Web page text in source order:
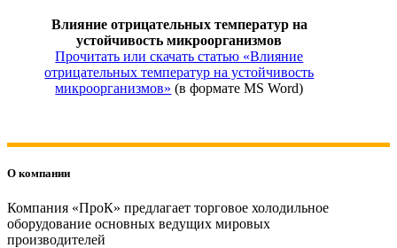
Влияние отрицательных температур на
устойчивость микроорганизмов
Прочитать или скачать статью «Влияние
отрицательных температур на устойчивость
микроорганизмов» (в формате MS Word)
О компании
Компания «ПроК» предлагает торговое холодильное
оборудование основных ведущих мировых
производителей